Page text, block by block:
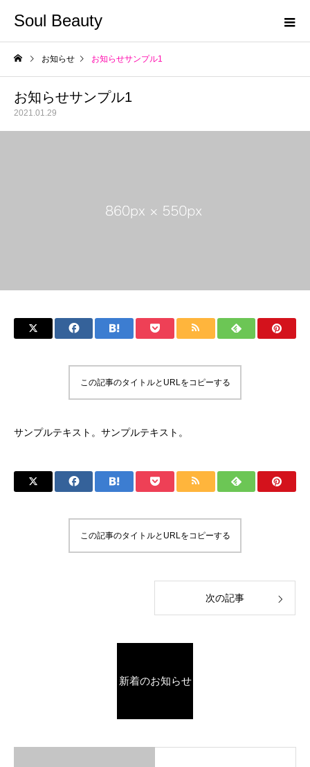
Soul Beauty
お知らせ お知らせサンプル1
お知らせサンプル1
2021.01.29
この記事のタイトルとURLをコピーする
サンプルテキスト。サンプルテキスト。
この記事のタイトルとURLをコピーする
次の記事
新着のお知らせ